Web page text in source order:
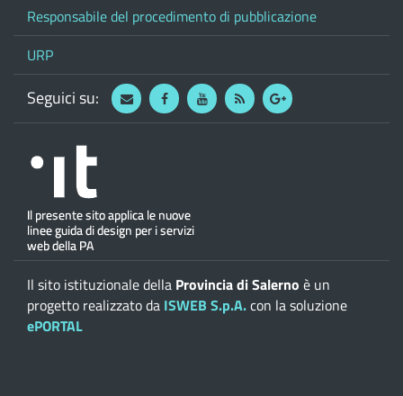
Responsabile del procedimento di pubblicazione
URP
Seguici su: WebmailFacebookYoutube
RSS Google
Il sito istituzionale della Provincia di Salerno è un
progetto realizzato da ISWEB S.p.A.con la soluzione
ePORTAL